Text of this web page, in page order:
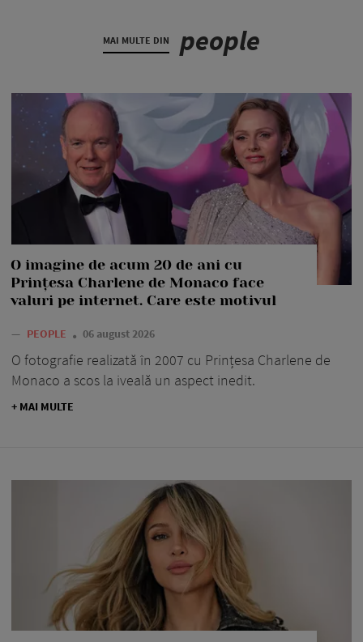
MAI MULTE DIN people
O imagine de acum 20 de ani cu
Prințesa Charlene de Monaco face
valuri pe internet. Care este motivul
— PEOPLE 06 august 2026
O fotografie realizată în 2007 cu Prințesa Charlene de
Monaco a scos la iveală un aspect inedit.
+ MAI MULTE